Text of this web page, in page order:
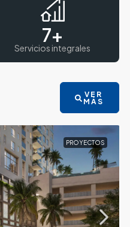
7+
Servicios integrales
VER
MÁS
PROYECTOS